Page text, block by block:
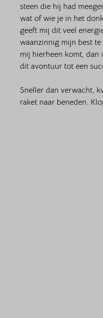
steen die hij had
wat of wie je in het
geeft mij dit veel
waanzinnig mijn best
mij hierheen komt, dan
dit avontuur tot een
Sneller dan verwacht,
raket naar beneden.